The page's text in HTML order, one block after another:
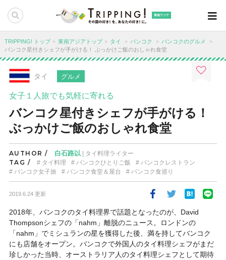
東南アジア
TRIPPING! トップ 東南アジアトップ タイ バンコク
バンコクのグルメ
バンコク星付きシェフが手がける！ ぶっかけご飯のおしゃれ食堂
タイ グルメ
女子１人旅でも気軽に寄れる
バンコク星付きシェフが手がける！
ぶっかけご飯のおしゃれ食堂
AUTHOR / 白石路以| タイ料理ライター
TAG / タイ料理 バンコクひとりご飯
バンコクレストラン
バンコク女子旅
バンコク食堂＆屋台 バンコク食巡り
2019.6.24 更新
2018年、バンコクのタイ料理界で話題となったのが、David
Thompsonシェフの「nahm」離脱のニュース。ロンドンの
「nahm」でミシュランの星を獲得した後、満を持してバンコク
にも店舗をオープン。バンコクで外国人のタイ料理シェフがまだ
珍しかった当時、オーストラリア人のタイ料理シェフとして期待